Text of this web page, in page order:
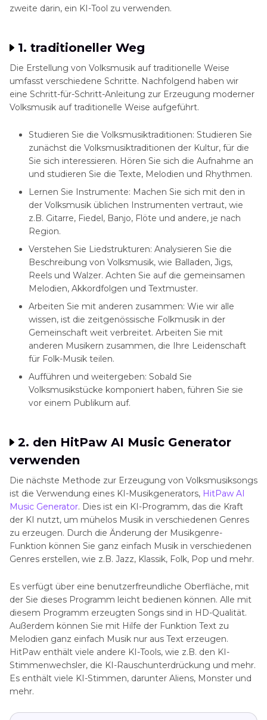
zweite darin, ein KI-Tool zu verwenden.
1. traditioneller Weg
Die Erstellung von Volksmusik auf traditionelle Weise
umfasst verschiedene Schritte. Nachfolgend haben wir
eine Schritt-für-Schritt-Anleitung zur Erzeugung moderner
Volksmusik auf traditionelle Weise aufgeführt.
Studieren Sie die Volksmusiktraditionen: Studieren Sie
zunächst die Volksmusiktraditionen der Kultur, für die
Sie sich interessieren. Hören Sie sich die Aufnahme an
und studieren Sie die Texte, Melodien und Rhythmen.
Lernen Sie Instrumente: Machen Sie sich mit den in
der Volksmusik üblichen Instrumenten vertraut, wie
z.B. Gitarre, Fiedel, Banjo, Flöte und andere, je nach
Region.
Verstehen Sie Liedstrukturen: Analysieren Sie die
Beschreibung von Volksmusik, wie Balladen, Jigs,
Reels und Walzer. Achten Sie auf die gemeinsamen
Melodien, Akkordfolgen und Textmuster.
Arbeiten Sie mit anderen zusammen: Wie wir alle
wissen, ist die zeitgenössische Folkmusik in der
Gemeinschaft weit verbreitet. Arbeiten Sie mit
anderen Musikern zusammen, die Ihre Leidenschaft
für Folk-Musik teilen.
Aufführen und weitergeben: Sobald Sie
Volksmusikstücke komponiert haben, führen Sie sie
vor einem Publikum auf.
2. den HitPaw AI Music Generator
verwenden
Die nächste Methode zur Erzeugung von Volksmusiksongs
ist die Verwendung eines KI-Musikgenerators, HitPaw AI
Music Generator. Dies ist ein KI-Programm, das die Kraft
der KI nutzt, um mühelos Musik in verschiedenen Genres
zu erzeugen. Durch die Änderung der Musikgenre-
Funktion können Sie ganz einfach Musik in verschiedenen
Genres erstellen, wie z.B. Jazz, Klassik, Folk, Pop und mehr.
Es verfügt über eine benutzerfreundliche Oberfläche, mit
der Sie dieses Programm leicht bedienen können. Alle mit
diesem Programm erzeugten Songs sind in HD-Qualität.
Außerdem können Sie mit Hilfe der Funktion Text zu
Melodien ganz einfach Musik nur aus Text erzeugen.
HitPaw enthält viele andere KI-Tools, wie z.B. den KI-
Stimmenwechsler, die KI-Rauschunterdrückung und mehr.
Es enthält viele KI-Stimmen, darunter Aliens, Monster und
mehr.